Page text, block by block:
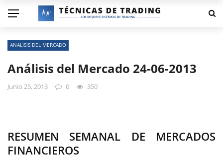
ANALISIS DEL MERCADO
Análisis del Mercado 24-06-2013
Junio 25, 2013 0 350
RESUMEN SEMANAL DE MERCADOS
FINANCIEROS